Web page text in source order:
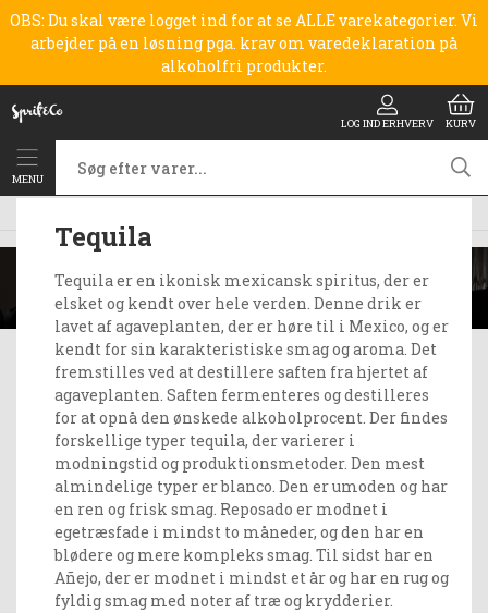
OBS: Du skal være logget ind for at se ALLE varekategorier. Vi
arbejder på en løsning pga. krav om varedeklaration på
alkoholfri produkter.
LOG IND ERHVERV KURV
MENU
Tequila
Tequila er en ikonisk mexicansk spiritus, der er
elsket og kendt over hele verden. Denne drik er
lavet af agaveplanten, der er høre til i Mexico, og er
kendt for sin karakteristiske smag og aroma. Det
fremstilles ved at destillere saften fra hjertet af
agaveplanten. Saften fermenteres og destilleres
for at opnå den ønskede alkoholprocent. Der findes
forskellige typer tequila, der varierer i
modningstid og produktionsmetoder. Den mest
almindelige typer er blanco. Den er umoden og har
en ren og frisk smag. Reposado er modnet i
egetræsfade i mindst to måneder, og den har en
blødere og mere kompleks smag. Til sidst har en
Añejo, der er modnet i mindst et år og har en rug og
fyldig smag med noter af træ og krydderier.